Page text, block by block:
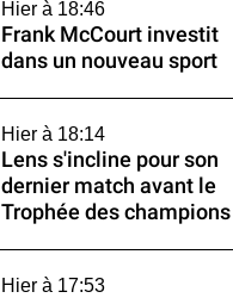
Hier à 18:46
Frank McCourt investit
dans un nouveau sport
Hier à 18:14
Lens s'incline pour son
dernier match avant le
Trophée des champions
Hier à 17:53